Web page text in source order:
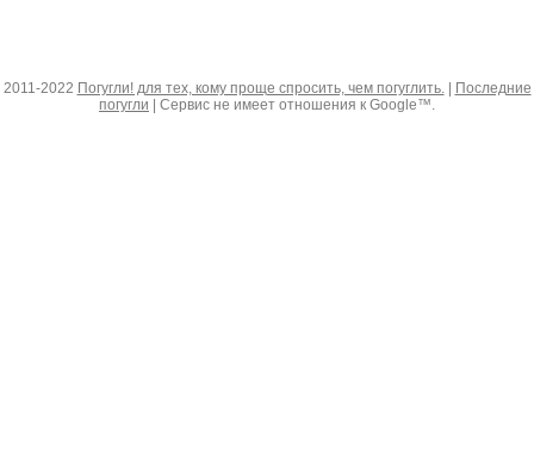
2011-2022 Погугли! для тех, кому проще спросить, чем погуглить.|
Последние
погугли | Сервис не имеет отношения к Google™.